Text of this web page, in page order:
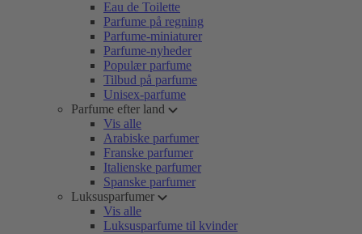
Eau de Toilette
Parfume på regning
Parfume-miniaturer
Parfume-nyheder
Populær parfume
Tilbud på parfume
Unisex-parfume
Parfume efter land
Vis alle
Arabiske parfumer
Franske parfumer
Italienske parfumer
Spanske parfumer
Luksusparfumer
Vis alle
Luksusparfume til kvinder